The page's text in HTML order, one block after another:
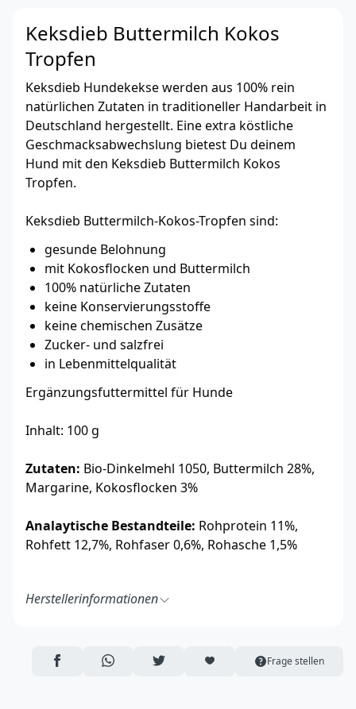
Keksdieb Buttermilch Kokos
Tropfen
Keksdieb Hundekekse werden aus 100% rein
natürlichen Zutaten in traditioneller Handarbeit in
Deutschland hergestellt. Eine extra köstliche
Geschmacksabwechslung bietest Du deinem
Hund mit den Keksdieb Buttermilch Kokos
Tropfen.
Keksdieb Buttermilch-Kokos-Tropfen sind:
gesunde Belohnung
mit Kokosflocken und Buttermilch
100% natürliche Zutaten
keine Konservierungsstoffe
keine chemischen Zusätze
Zucker- und salzfrei
in Lebenmittelqualität
Ergänzungsfuttermittel für Hunde
Inhalt: 100 g
Zutaten: Bio-Dinkelmehl 1050, Buttermilch 28%,
Margarine, Kokosflocken 3%
Analaytische Bestandteile: Rohprotein 11%,
Rohfett 12,7%, Rohfaser 0,6%, Rohasche 1,5%
Herstellerinformationen
18442 Langendorf / Lüssow
Deutschland
AUF FACEBOOK TEILEN
ÜBER WHATSAPP TEILEN
AUF TWITTER TEILENARTIKEL AUF DIE MERKLISTE
Frage stellen